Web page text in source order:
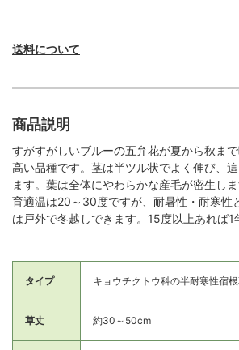
送料について
商品説明
すがすがしいブルーの五弁花が夏から秋ま
高い品種です。茎は半ツル状でよく伸び、
ます。葉は全体にやわらかな産毛が密生し
育適温は20～30度ですが、耐暑性・耐寒性
は戸外で冬越しできます。15度以上あれば1
タイプ キョウチクトウ科の半耐寒性宿
草丈 約30～50cm